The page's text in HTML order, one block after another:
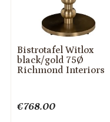
Bistrotafel Witlox
black/gold 75Ø
Richmond Interiors
€768.00